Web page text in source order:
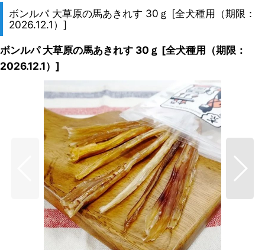
ボンルパ 大草原の馬あきれす 30ｇ [全犬種用（期限：
2026.12.1） ]
ボンルパ 大草原の馬あきれす 30ｇ [全犬種用（期限：
2026.12.1） ]